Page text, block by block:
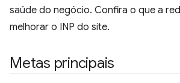
saúde do negócio. Confira o que a
melhorar o INP do site.
Metas principais